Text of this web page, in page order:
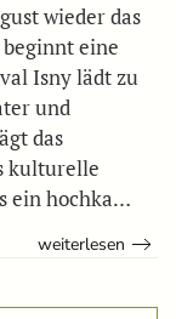
wieder das
eine
Isny lädt zu
und
das
kulturelle
ein hochka…
weiterlesen